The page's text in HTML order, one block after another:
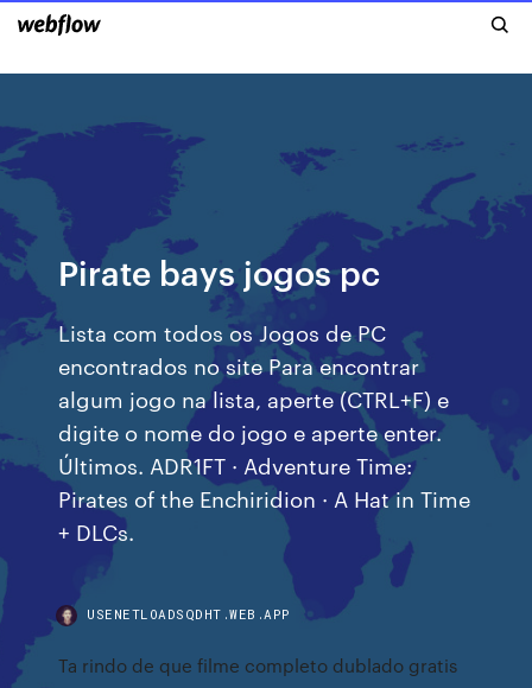
Pirate bays jogos pc
Lista com todos os Jogos de PC
encontrados no site Para encontrar
algum jogo na lista, aperte (CTRL+F) e
digite o nome do jogo e aperte enter.
Últimos. ADR1FT · Adventure Time:
Pirates of the Enchiridion · A Hat in Time
+ DLCs.
USENETLOADSQDHT.WEB.APP
Ta rindo de que filme completo dublado gratis